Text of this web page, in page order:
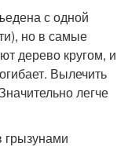
с одной
но в самые
дерево кругом, и
Вылечить
легче
грызунами